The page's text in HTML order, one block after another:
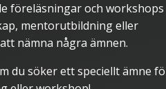
föreläsningar och workshops
mentorutbildning eller
nämna några ämnen.
du söker ett speciellt ämne